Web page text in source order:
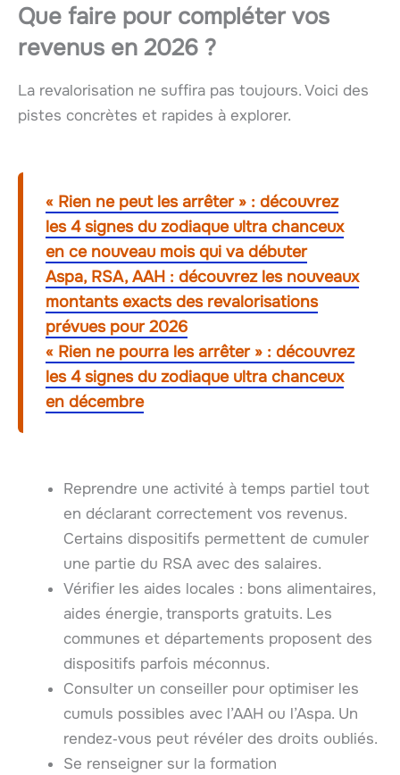
Que faire pour compléter vos
revenus en 2026 ?
La revalorisation ne suffira pas toujours. Voici des
pistes concrètes et rapides à explorer.
« Rien ne peut les arrêter » : découvrez
les 4 signes du zodiaque ultra chanceux
en ce nouveau mois qui va débuter
Aspa, RSA, AAH : découvrez les nouveaux
montants exacts des revalorisations
prévues pour 2026
« Rien ne pourra les arrêter » : découvrez
les 4 signes du zodiaque ultra chanceux
en décembre
Reprendre une activité à temps partiel tout
en déclarant correctement vos revenus.
Certains dispositifs permettent de cumuler
une partie du RSA avec des salaires.
Vérifier les aides locales : bons alimentaires,
aides énergie, transports gratuits. Les
communes et départements proposent des
dispositifs parfois méconnus.
Consulter un conseiller pour optimiser les
cumuls possibles avec l’AAH ou l’Aspa. Un
rendez‑vous peut révéler des droits oubliés.
Se renseigner sur la formation